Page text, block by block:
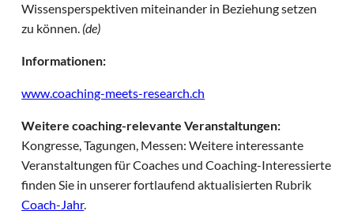
Wissensperspektiven miteinander in Beziehung setzen
zu können. (de)
Informationen:
www.coaching-meets-research.ch
Weitere coaching-relevante Veranstaltungen:
Kongresse, Tagungen, Messen: Weitere interessante
Veranstaltungen für Coaches und Coaching-Interessierte
finden Sie in unserer fortlaufend aktualisierten Rubrik
Coach-Jahr.